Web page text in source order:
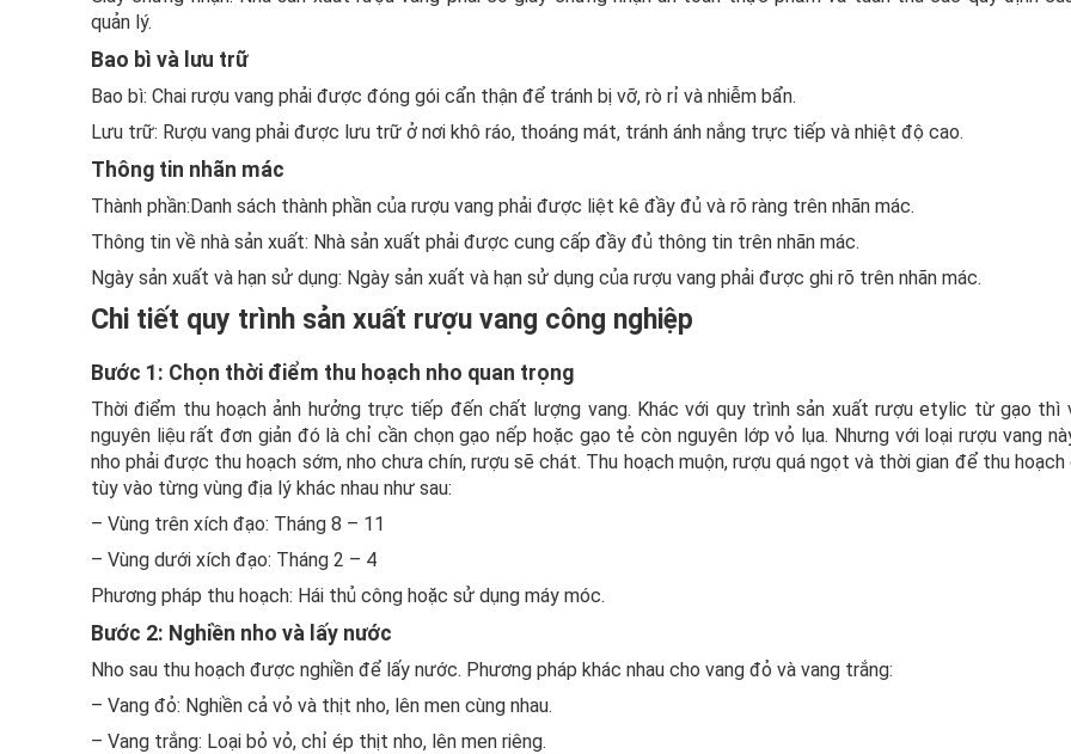
quản lý.
Bao bì và lưu trữ
Bao bì: Chai rượu vang phải được đóng gói cẩn thận để tránh bị vỡ, rò rỉ và nhiễm bẩn.
Lưu trữ: Rượu vang phải được lưu trữ ở nơi khô ráo, thoáng mát, tránh ánh nắng trực tiếp và nhiệt độ cao.
Thông tin nhãn mác
Thành phần:Danh sách thành phần của rượu vang phải được liệt kê đầy đủ và rõ ràng trên nhãn mác.
Thông tin về nhà sản xuất: Nhà sản xuất phải được cung cấp đầy đủ thông tin trên nhãn mác.
Ngày sản xuất và hạn sử dụng: Ngày sản xuất và hạn sử dụng của rượu vang phải được ghi rõ trên nhãn mác.
Chi tiết quy trình sản xuất rượu vang công nghiệp
Bước 1: Chọn thời điểm thu hoạch nho quan trọng
Thời điểm thu hoạch ảnh hưởng trực tiếp đến chất lượng vang. Khác với quy trình sản xuất rượu etylic từ gạo thì
nguyên liệu rất đơn giản đó là chỉ cần chọn gạo nếp hoặc gạo tẻ còn nguyên lớp vỏ lụa. Nhưng với loại rượu vang
nho phải được thu hoạch sớm, nho chưa chín, rượu sẽ chát. Thu hoạch muộn, rượu quá ngọt và thời gian để thu hoạch
tùy vào từng vùng địa lý khác nhau như sau:
– Vùng trên xích đạo: Tháng 8 – 11
– Vùng dưới xích đạo: Tháng 2 – 4
Phương pháp thu hoạch: Hái thủ công hoặc sử dụng máy móc.
Bước 2: Nghiền nho và lấy nước
Nho sau thu hoạch được nghiền để lấy nước. Phương pháp khác nhau cho vang đỏ và vang trắng:
– Vang đỏ: Nghiền cả vỏ và thịt nho, lên men cùng nhau.
– Vang trắng: Loại bỏ vỏ, chỉ ép thịt nho, lên men riêng.